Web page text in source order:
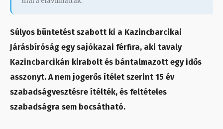
Súlyos büntetést szabott ki a Kazincbarcikai
Járásbíróság egy sajókazai férfira, aki tavaly
Kazincbarcikán kirabolt és bántalmazott egy idős
asszonyt. A nem jogerős ítélet szerint 15 év
szabadságvesztésre ítélték, és feltételes
szabadságra sem bocsátható.